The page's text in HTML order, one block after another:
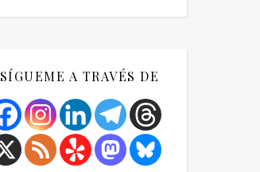
SÍGUEME A TRAVÉS DE